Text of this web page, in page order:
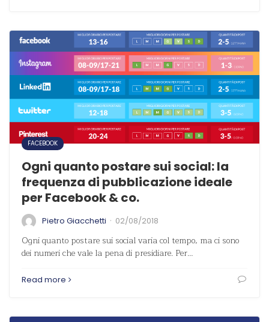
FACEBOOK
Ogni quanto postare sui social: la
frequenza di pubblicazione ideale
per Facebook & co.
Pietro Giacchetti · 02/08/2018
Ogni quanto postare sui social varia col tempo, ma ci sono
dei numeri che vale la pena di presidiare. Per…
Read more